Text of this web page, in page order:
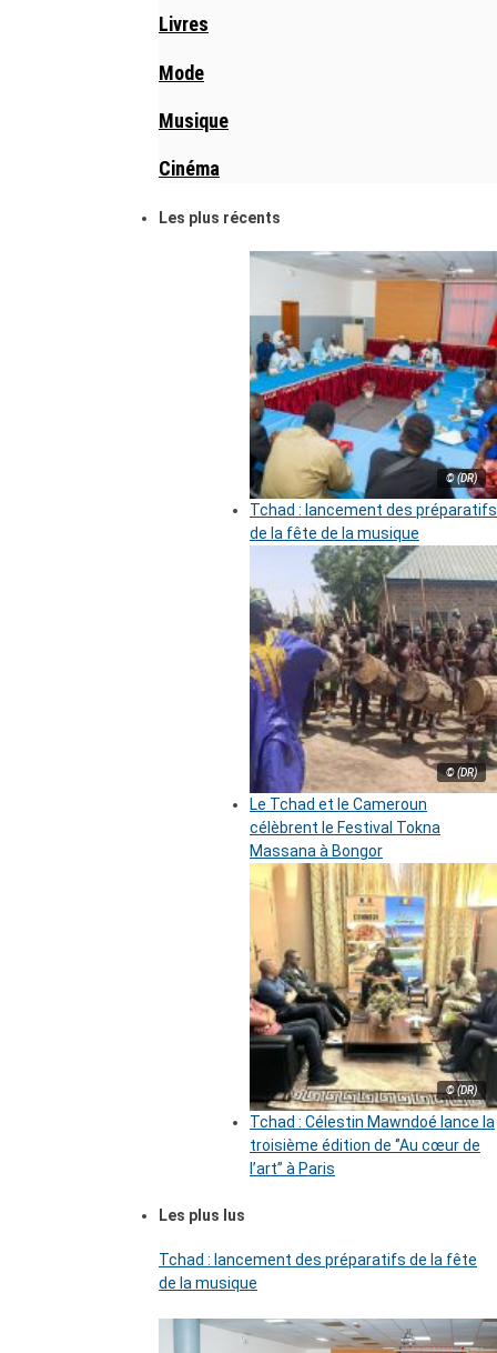
Livres
Mode
Musique
Cinéma
Les plus récents
© (DR)
Tchad : lancement des préparatifs
de la fête de la musique
© (DR)
Le Tchad et le Cameroun
célèbrent le Festival Tokna
Massana à Bongor
© (DR)
Tchad : Célestin Mawndoé lance la
troisième édition de ‘’Au cœur de
l’art’’ à Paris
Les plus lus
Tchad : lancement des préparatifs de la fête
de la musique